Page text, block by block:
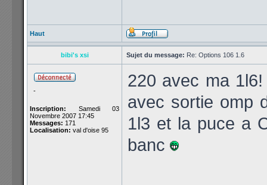
Haut
bibi's xsi Sujet du message: Re: Options 106 1.6
-
Inscription: Samedi 03
Novembre 2007 17:45
Messages: 171
Localisation: val d'oise 95
220 avec ma
avec sortie omp
1l3 et la puce a
banc